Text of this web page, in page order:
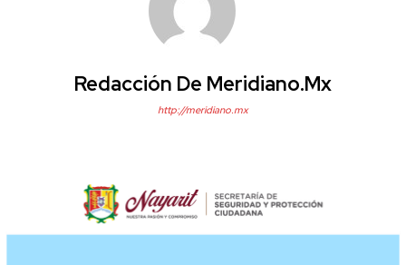
Redacción De Meridiano.mx
http://meridiano.mx